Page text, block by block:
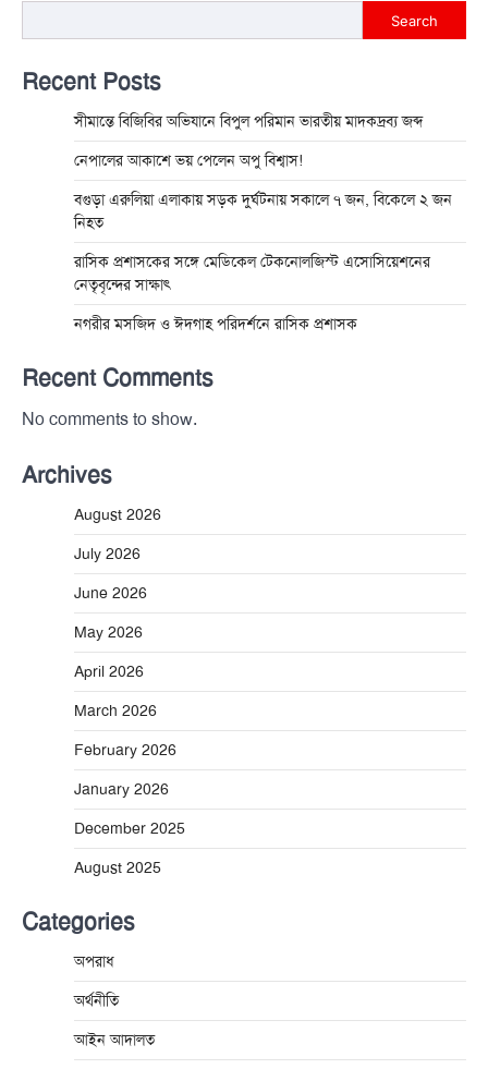
Search
Recent Posts
সীমান্তে বিজিবির অভিযানে বিপুল পরিমান ভারতীয় মাদকদ্রব্য জব্দ
নেপালের আকাশে ভয় পেলেন অপু বিশ্বাস!
বগুড়া এরুলিয়া এলাকায় সড়ক দুর্ঘট্নায় সকালে ৭ জন, বিকেলে ২ জন
নিহত
রাসিক প্রশাসকের সঙ্গে মেডিকেল টেকনোলজিস্ট এসোসিয়েশনের
নেতৃবৃন্দের সাক্ষাৎ
নগরীর মসজিদ ও ঈদগাহ পরিদর্শনে রাসিক প্রশাসক
Recent Comments
No comments to show.
Archives
August 2026
July 2026
June 2026
May 2026
April 2026
March 2026
February 2026
January 2026
December 2025
August 2025
Categories
অপরাধ
অর্থনীতি
আইন আদালত